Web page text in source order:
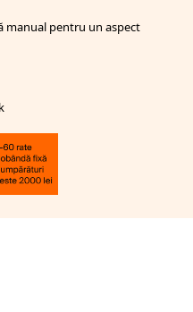
manual pentru un aspect